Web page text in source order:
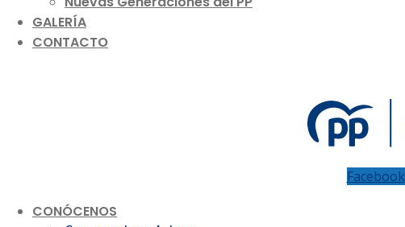
GALERÍA
CONTACTO
Facebook
CONÓCENOS